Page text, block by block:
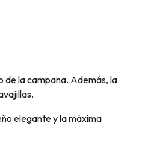
de la campana. Además, la
elegante y la máxima